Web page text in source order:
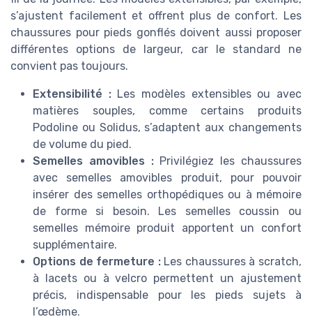
s’ajustent facilement et offrent plus de confort. Les
chaussures pour pieds gonflés doivent aussi proposer
différentes options de largeur, car le standard ne
convient pas toujours.
Extensibilité :Les modèles extensibles ou avec
matières souples, comme certains produits
Podoline ou Solidus, s’adaptent aux changements
de volume du pied.
Semelles amovibles :Privilégiez les chaussures
avec semelles amovibles produit, pour pouvoir
insérer des semelles orthopédiques ou à mémoire
de forme si besoin. Les semelles coussin ou
semelles mémoire produit apportent un confort
supplémentaire.
Options de fermeture :Les chaussures à scratch,
à lacets ou à velcro permettent un ajustement
précis, indispensable pour les pieds sujets à
l’œdème.